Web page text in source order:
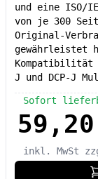
und eine ISO/
von je 300
Original-
gewährleistet
Kompatibilität
J und DCP-J
Sofort
inkl. MwSt